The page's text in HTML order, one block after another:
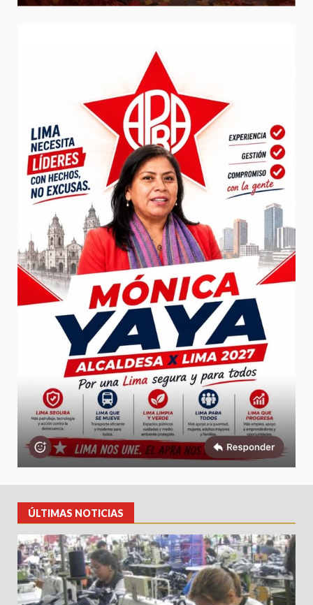
ÚLTIMAS NOTICIAS